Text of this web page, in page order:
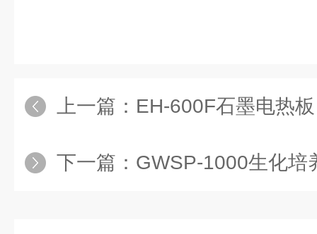
上一篇： EH-600F石墨电热板
下一篇： GWSP-1000生化培